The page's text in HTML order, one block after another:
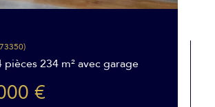
pièces 234 m² avec garage
€